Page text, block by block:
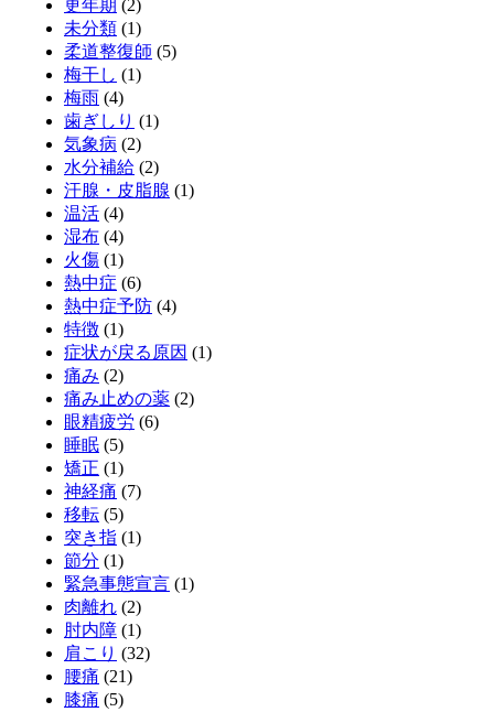
更年期 (2)
未分類 (1)
柔道整復師 (5)
梅干し (1)
梅雨 (4)
歯ぎしり (1)
気象病 (2)
水分補給 (2)
汗腺・皮脂腺 (1)
温活 (4)
湿布 (4)
火傷 (1)
熱中症 (6)
熱中症予防 (4)
特徴 (1)
症状が戻る原因 (1)
痛み (2)
痛み止めの薬 (2)
眼精疲労 (6)
睡眠 (5)
矯正 (1)
神経痛 (7)
移転 (5)
突き指 (1)
節分 (1)
緊急事態宣言 (1)
肉離れ (2)
肘内障 (1)
肩こり (32)
腰痛 (21)
膝痛 (5)